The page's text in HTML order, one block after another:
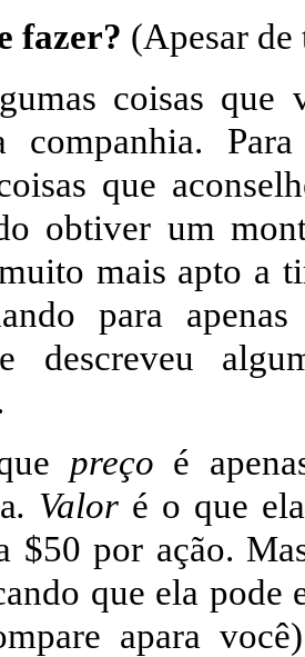
fazer? (Apesar
coisas
companhia.
que
obtiver um
mais apto a
para
descreveu
preço é
. Valor é o que
$50 por ação.
que ela pode
apara